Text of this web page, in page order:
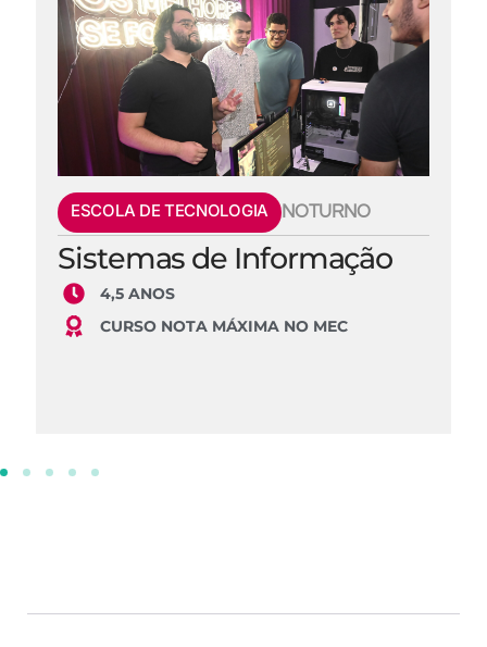
ESCOLA DE TECNOLOGIA NOTURNO
Sistemas de Informação
4,5 ANOS
CURSO NOTA MÁXIMA NO MEC